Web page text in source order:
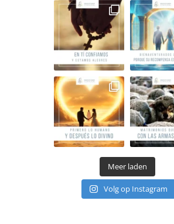
Meer laden
Volg op Instagram